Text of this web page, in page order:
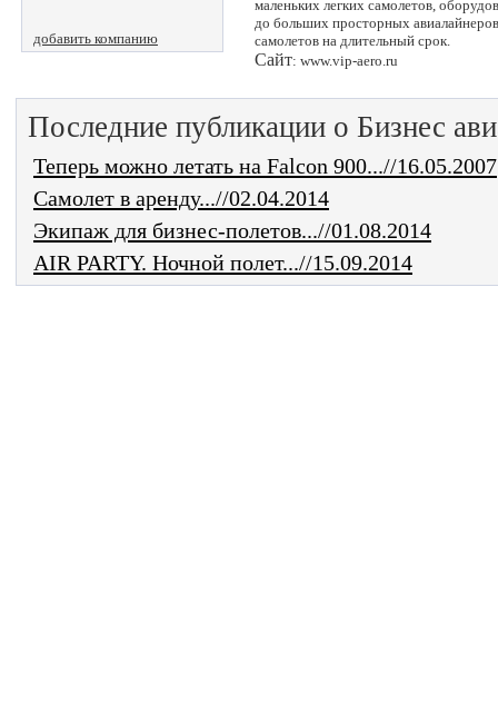
добавить компанию
маленьких легких самолетов,
до больших просторных
самолетов на длительный срок.
Сайт: www.vip-aero.ru
Последние публикации о Бизнес
Теперь можно летать на Falcon 900...//16.05.2007
Самолет в аренду...//02.04.2014
Экипаж для бизнес-полетов...//01.08.2014
AIR PARTY. Ночной полет...//15.09.2014